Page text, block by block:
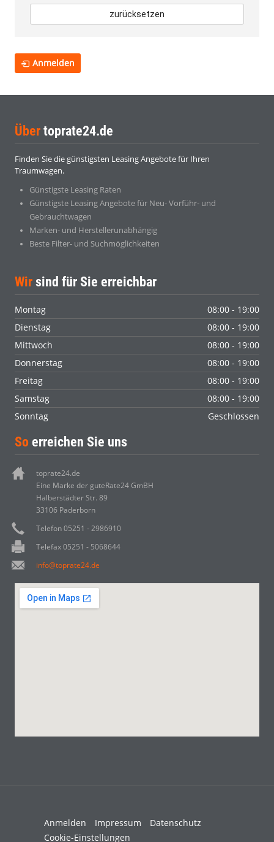
zurücksetzen
Anmelden
Über toprate24.de
Finden Sie die günstigsten Leasing Angebote für Ihren
Traumwagen.
Günstigste Leasing Raten
Günstigste Leasing Angebote für Neu- Vorführ- und
Gebrauchtwagen
Marken- und Herstellerunabhängig
Beste Filter- und Suchmöglichkeiten
Wir sind für Sie erreichbar
Montag
08:00 - 19:00
Dienstag
08:00 - 19:00
Mittwoch
08:00 - 19:00
Donnerstag
08:00 - 19:00
Freitag
08:00 - 19:00
Samstag
08:00 - 19:00
Sonntag
Geschlossen
So erreichen Sie uns
toprate24.de
Eine Marke der guteRate24 GmBH
Halberstädter Str. 89
33106 Paderborn
Telefon 05251 - 2986910
Telefax 05251 - 5068644
info@toprate24.de
Anmelden Impressum
Datenschutz
Cookie-Einstellungen